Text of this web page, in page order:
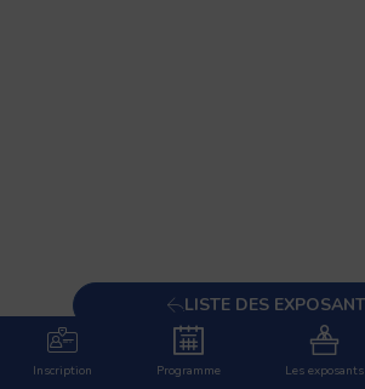
LISTE DES
DEMANDE DE RENDEZ-
Inscription Programme Les exposants